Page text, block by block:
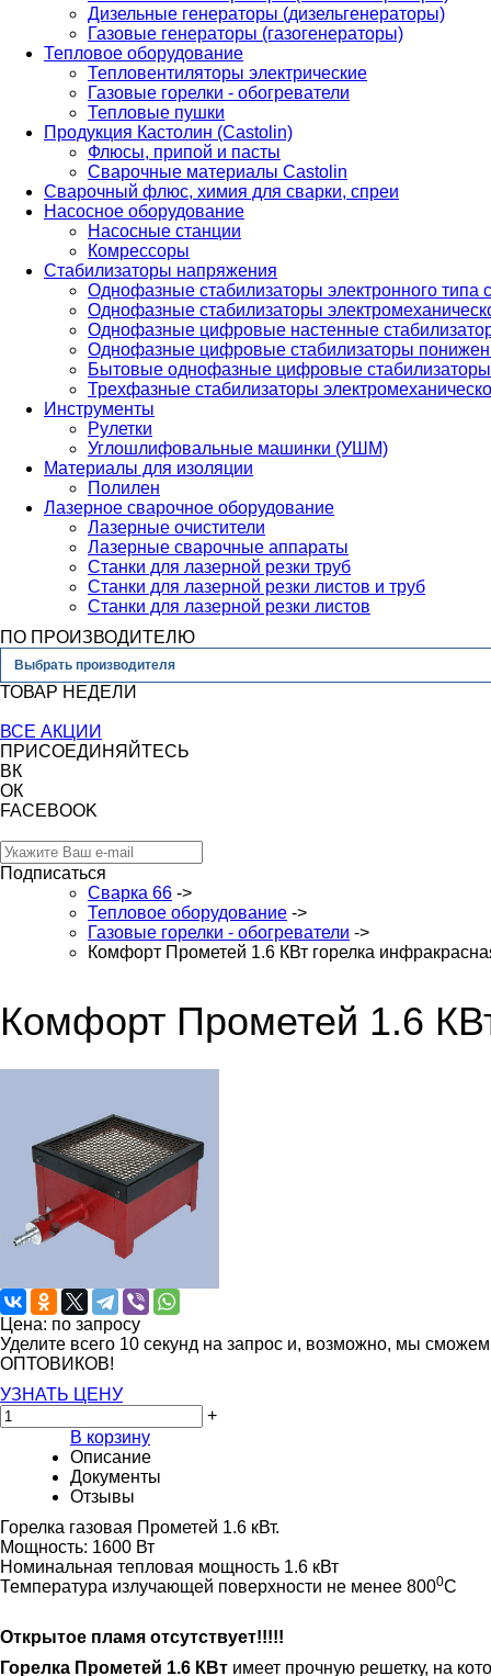
Дизельные генераторы (дизельгенераторы)
Газовые генераторы (газогенераторы)
Тепловое оборудование
Тепловентиляторы электрические
Газовые горелки - обогреватели
Тепловые пушки
Продукция Кастолин (Castolin)
Флюсы, припой и пасты
Сварочные материалы Castolin
Сварочный флюс, химия для сварки, спреи
Насосное оборудование
Насосные станции
Комрессоры
Стабилизаторы напряжения
Однофазные стабилизаторы электронного
Однофазные стабилизаторы
Однофазные цифровые настенные
Однофазные цифровые стабилизаторы
Бытовые однофазные цифровые стабилизаторы
Трехфазные стабилизаторы
Инструменты
Рулетки
Углошлифовальные машинки (УШМ)
Материалы для изоляции
Полилен
Лазерное сварочное оборудование
Лазерные очистители
Лазерные сварочные аппараты
Станки для лазерной резки труб
Станки для лазерной резки листов и труб
Станки для лазерной резки листов
ПО ПРОИЗВОДИТЕЛЮ
Выбрать производителя
ТОВАР НЕДЕЛИ
ВСЕ АКЦИИ
ПРИСОЕДИНЯЙТЕСЬ
ВК
ОК
FACEBOOK
Подписаться
Сварка 66 ->
Тепловое оборудование ->
Газовые горелки - обогреватели ->
Комфорт Прометей 1.6 КВт горелка
Комфорт Прометей 1.6
Цена: по запросу
Уделите всего 10 секунд на запрос и, возможно, мы
ОПТОВИКОВ!
УЗНАТЬ ЦЕНУ
+
В корзину
Описание
Документы
Отзывы
Горелка газовая Прометей 1.6 кВт.
Мощность: 1600 Вт
Номинальная тепловая мощность 1.6 кВт
Температура излучающей поверхности не менее 8000С
Открытое пламя отсутствует!!!!!
Горелка Прометей 1.6 КВт имеет прочную решетку, на